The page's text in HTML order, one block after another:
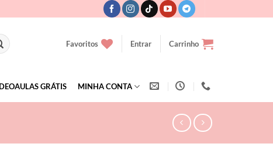
Favoritos Entrar Carrinho
GRÁTIS MINHA CONTA